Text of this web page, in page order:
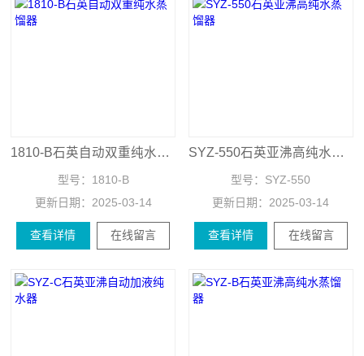
1810-B石英自动双重纯水蒸馏器
型号： 1810-B
更新日期： 2025-03-14
查看详情 在线留言
SYZ-550石英亚沸高纯水蒸馏器
型号： SYZ-550
更新日期： 2025-03-14
查看详情 在线留言